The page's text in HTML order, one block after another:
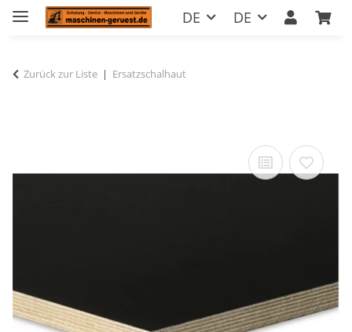
DE DE
Zurück zur Liste Ersatzschalhaut